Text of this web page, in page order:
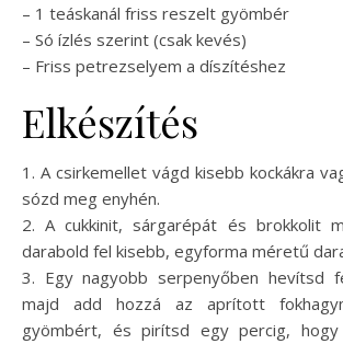
– 1 teáskanál friss reszelt gyömbér
– Só ízlés szerint (csak kevés)
– Friss petrezselyem a díszítéshez
Elkészítés
1. A csirkemellet vágd kisebb kockákra
sózd meg enyhén.
2. A cukkinit, sárgarépát és brokkolit
darabold fel kisebb, egyforma méretű
3. Egy nagyobb serpenyőben hevítsd
majd add hozzá az aprított
gyömbért, és pirítsd egy percig, hogy